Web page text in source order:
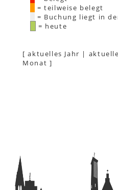
= teilweise belegt
= Buchung liegt in
= heute
[aktuelles Jahr |
Monat ]